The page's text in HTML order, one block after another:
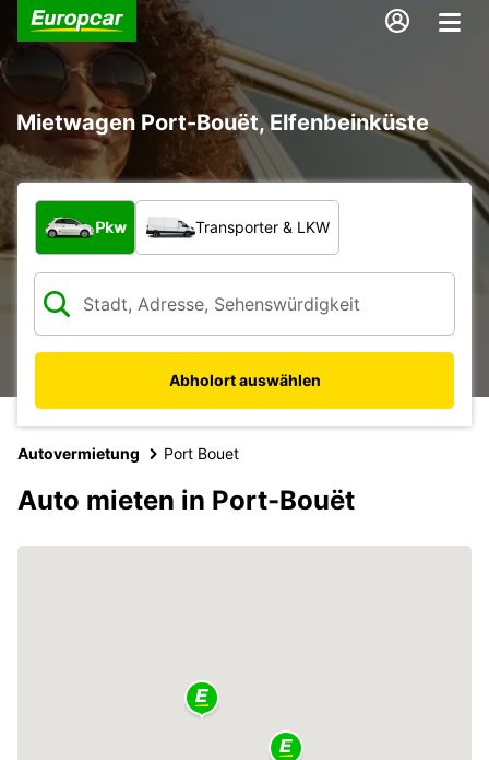
Mietwagen Port-Bouët, Elfenbeinküste
Welche Art von Fahrzeug?
Pkw Transporter & LKW
Abholort auswählen
Autovermietung Port Bouet
Auto mieten in Port-Bouët